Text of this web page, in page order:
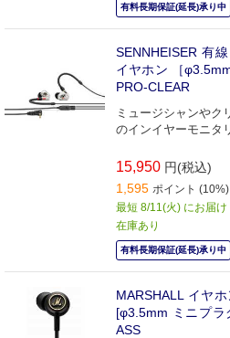
有料長期保証(延長)承り中
SENNHEISER 有
イヤホン ［
PRO-CLEAR
ミュージシャンやク
のインイヤーモニタ
15,950 円(税込)
1,595 ポイント (10%)
最短 8/11(火) にお届け
在庫あり
有料長期保証(延長)承り中
MARSHALL イヤ
[φ3.5mm ミニプラ
ASS